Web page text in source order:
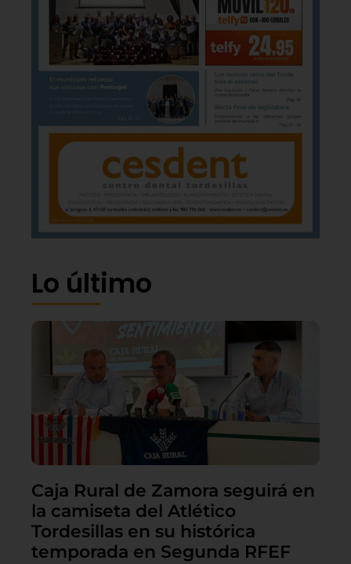
Lo último
Caja Rural de Zamora seguirá en
la camiseta del Atlético
Tordesillas en su histórica
temporada en Segunda RFEF